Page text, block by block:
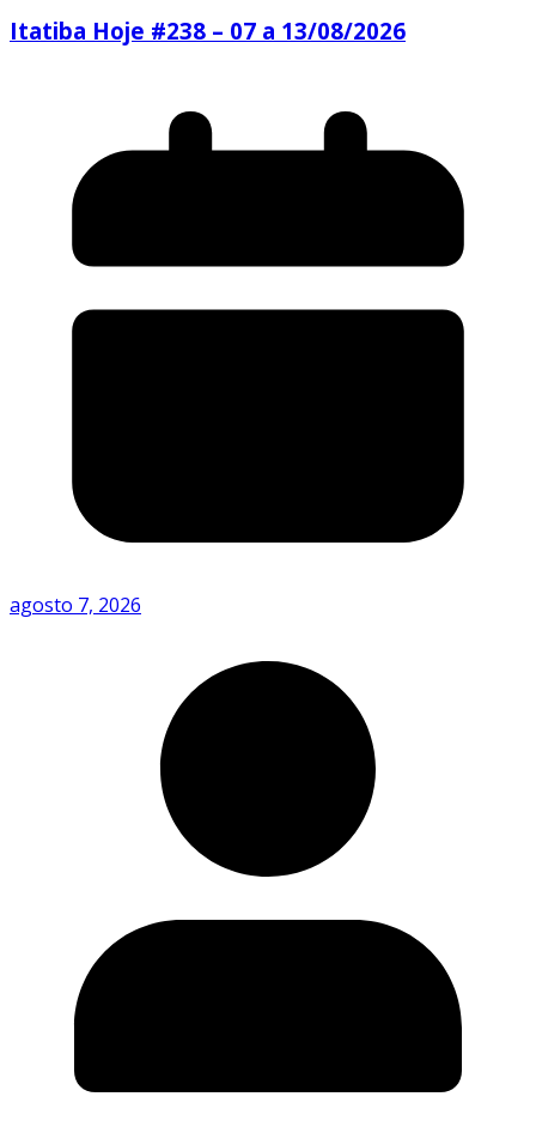
Itatiba Hoje #238 – 07 a 13/08/2026
agosto 7, 2026